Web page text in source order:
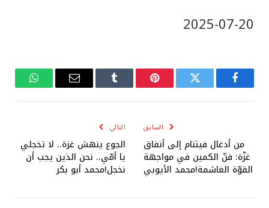
‎2025-‎07-‎20
فيسبوك تويتر بينتيريستTumblr
البريد
واتساب
السابق
من أدغال فيتنام إلى أنفاق
غزّة: فنّ الكمين في مواجهة
القوّة الغاشمة!محمد الأيوبي
التالي
الجوع ينهش غزة.. لا تخجلي
يا أمّي.. نحن الذين يجب أن
نخجل!محمد أبو بكر